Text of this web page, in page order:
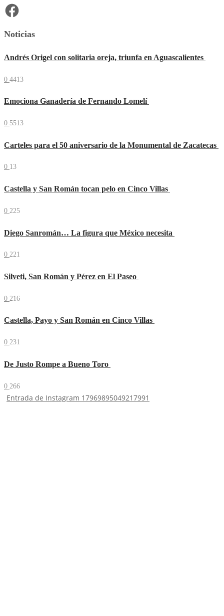
Facebook
Noticias
Andrés Origel con solitaria oreja, triunfa en Aguascalientes
0 4413
Emociona Ganadería de Fernando Lomelí
0 5513
Carteles para el 50 aniversario de la Monumental de Zacatecas
0 13
Castella y San Román tocan pelo en Cinco Villas
0 225
Diego Sanromán… La figura que México necesita
0 221
Silveti, San Román y Pérez en El Paseo
0 216
Castella, Payo y San Román en Cinco Villas
0 231
De Justo Rompe a Bueno Toro
0 266
Entrada de Instagram 17969895049217991